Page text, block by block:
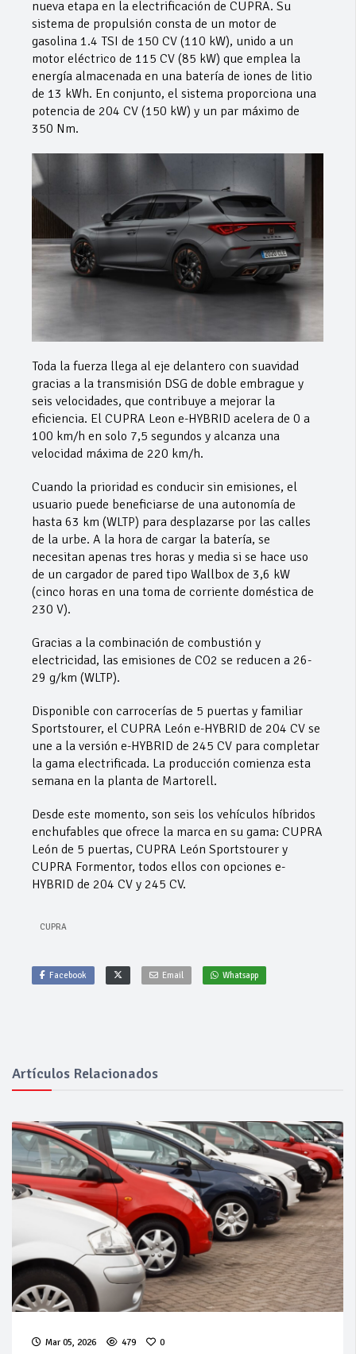
nueva etapa en la electrificación de CUPRA. Su
sistema de propulsión consta de un motor de
gasolina 1.4 TSI de 150 CV (110 kW), unido a un
motor eléctrico de 115 CV (85 kW) que emplea la
energía almacenada en una batería de iones de litio
de 13 kWh. En conjunto, el sistema proporciona una
potencia de 204 CV (150 kW) y un par máximo de
350 Nm.
Toda la fuerza llega al eje delantero con suavidad
gracias a la transmisión DSG de doble embrague y
seis velocidades, que contribuye a mejorar la
eficiencia. El CUPRA Leon e-HYBRID acelera de 0 a
100 km/h en solo 7,5 segundos y alcanza una
velocidad máxima de 220 km/h.
Cuando la prioridad es conducir sin emisiones, el
usuario puede beneficiarse de una autonomía de
hasta 63 km (WLTP) para desplazarse por las calles
de la urbe. A la hora de cargar la batería, se
necesitan apenas tres horas y media si se hace uso
de un cargador de pared tipo Wallbox de 3,6 kW
(cinco horas en una toma de corriente doméstica de
230 V).
Gracias a la combinación de combustión y
electricidad, las emisiones de CO2 se reducen a 26-
29 g/km (WLTP).
Disponible con carrocerías de 5 puertas y familiar
Sportstourer, el CUPRA León e-HYBRID de 204 CV se
une a la versión e-HYBRID de 245 CV para completar
la gama electrificada. La producción comienza esta
semana en la planta de Martorell.
Desde este momento, son seis los vehículos híbridos
enchufables que ofrece la marca en su gama: CUPRA
León de 5 puertas, CUPRA León Sportstourer y
CUPRA Formentor, todos ellos con opciones e-
HYBRID de 204 CV y ​​245 CV.
CUPRA
Facebook Email Whatsapp
Artículos Relacionados
Mar 05, 2026 479 0